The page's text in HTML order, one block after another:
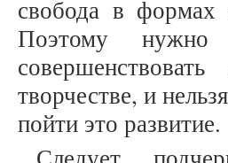
свобода в формах
Поэтому нужно
творчестве, и
пойти это развитие.